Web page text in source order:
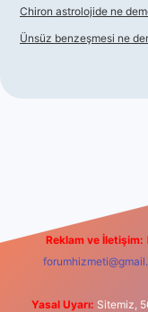
Chiron astrolojide ne
Ünsüz benzeşmesi ne
Reklam ve İletişim:
Yasal Uyarı: Sitemiz,